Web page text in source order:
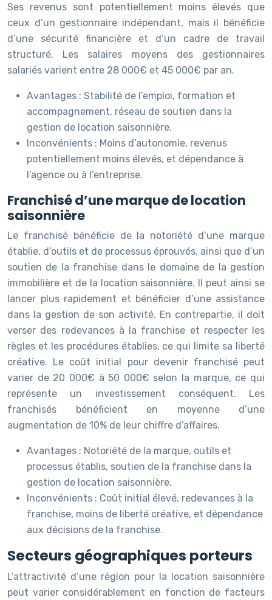
Ses revenus sont potentiellement moins élevés que
ceux d’un gestionnaire indépendant, mais il bénéficie
d’une sécurité financière et d’un cadre de travail
structuré. Les salaires moyens des gestionnaires
salariés varient entre 28 000€ et 45 000€ par an.
Avantages : Stabilité de l’emploi, formation et
accompagnement, réseau de soutien dans la
gestion de location saisonnière.
Inconvénients : Moins d’autonomie, revenus
potentiellement moins élevés, et dépendance à
l’agence ou à l’entreprise.
Franchisé d’une marque de location
saisonnière
Le franchisé bénéficie de la notoriété d’une marque
établie, d’outils et de processus éprouvés, ainsi que d’un
soutien de la franchise dans le domaine de la gestion
immobilière et de la location saisonnière. Il peut ainsi se
lancer plus rapidement et bénéficier d’une assistance
dans la gestion de son activité. En contrepartie, il doit
verser des redevances à la franchise et respecter les
règles et les procédures établies, ce qui limite sa liberté
créative. Le coût initial pour devenir franchisé peut
varier de 20 000€ à 50 000€ selon la marque, ce qui
représente un investissement conséquent. Les
franchisés bénéficient en moyenne d’une
augmentation de 10% de leur chiffre d’affaires.
Avantages : Notoriété de la marque, outils et
processus établis, soutien de la franchise dans la
gestion de location saisonnière.
Inconvénients : Coût initial élevé, redevances à la
franchise, moins de liberté créative, et dépendance
aux décisions de la franchise.
Secteurs géographiques porteurs
L’attractivité d’une région pour la location saisonnière
peut varier considérablement en fonction de facteurs